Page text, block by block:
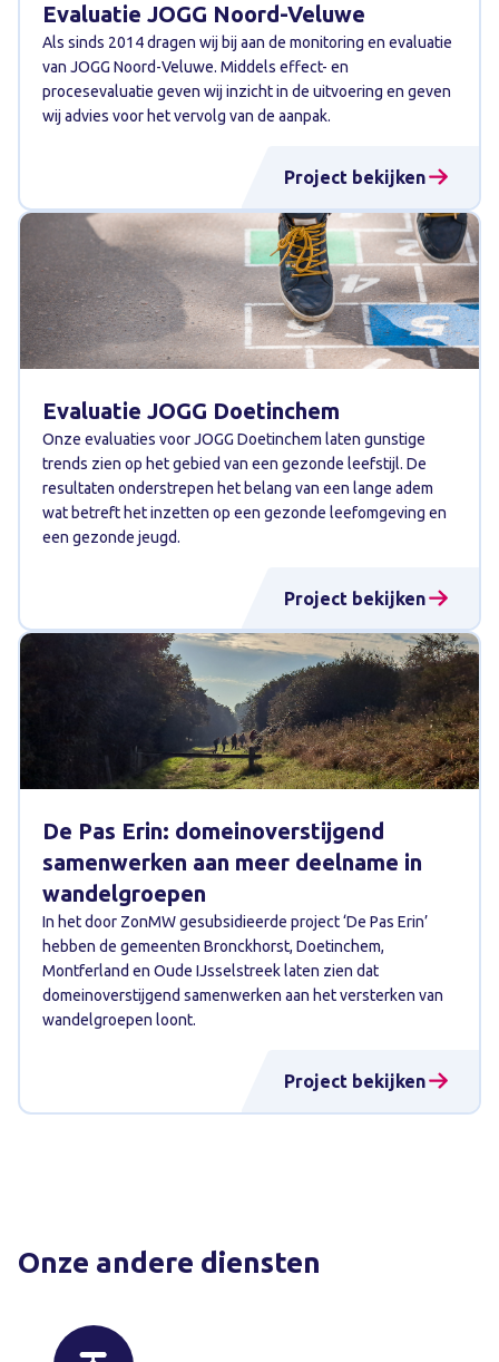
Evaluatie JOGG Noord-Veluwe
Als sinds 2014 dragen wij bij aan de monitoring en evaluatie
van JOGG Noord-Veluwe. Middels effect- en
procesevaluatie geven wij inzicht in de uitvoering en geven
wij advies voor het vervolg van de aanpak.
Project bekijken
Evaluatie JOGG Doetinchem
Onze evaluaties voor JOGG Doetinchem laten gunstige
trends zien op het gebied van een gezonde leefstijl. De
resultaten onderstrepen het belang van een lange adem
wat betreft het inzetten op een gezonde leefomgeving en
een gezonde jeugd.
Project bekijken
De Pas Erin: domeinoverstijgend
samenwerken aan meer deelname in
wandelgroepen
In het door ZonMW gesubsidieerde project ‘De Pas Erin’
hebben de gemeenten Bronckhorst, Doetinchem,
Montferland en Oude IJsselstreek laten zien dat
domeinoverstijgend samenwerken aan het versterken van
wandelgroepen loont.
Project bekijken
Onze andere diensten